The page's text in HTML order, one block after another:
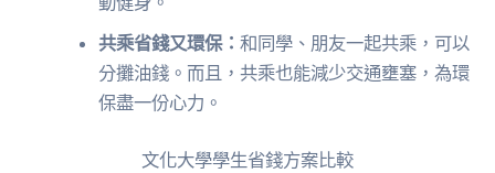
共乘省錢又環保：和同學、朋友一起共乘，可以
分攤油錢。而且，共乘也能減少交通壅塞，為環
保盡一份心力。
文化大學學生省錢方案比較